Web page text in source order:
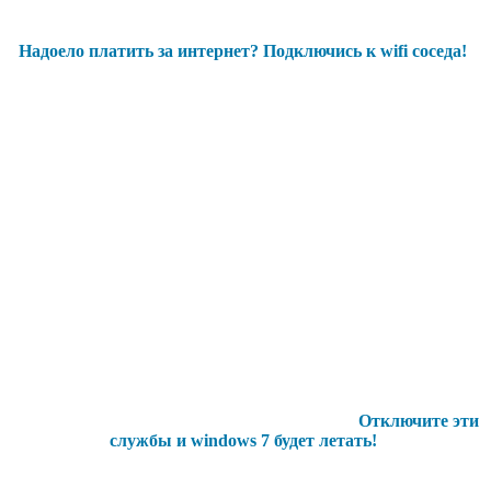
Надоело платить за интернет? Подключись к wifi соседа!
Отключите эти
службы и windows 7 будет летать!